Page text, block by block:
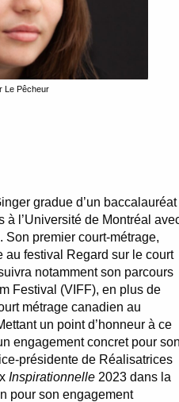
Le Pêcheur
gradue d’un baccalauréat
l’Université de Montréal
Son premier court-métrage,
festival Regard sur le court
notamment son parcours
Festival (VIFF), en plus de
métrage canadien au
un point d’honneur à ce
engagement concret pour
présidente de Réalisatrices
Inspirationnelle2023 dans la
pour son engagement